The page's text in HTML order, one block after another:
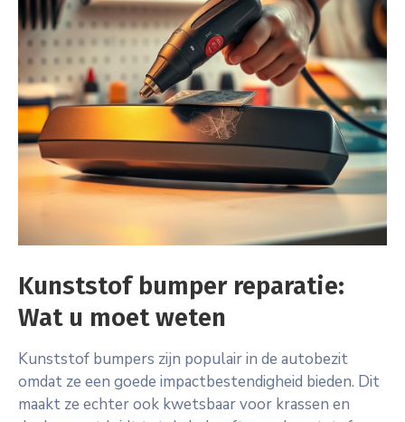
Kunststof bumper reparatie:
Wat u moet weten
Kunststof bumpers zijn populair in de autobezit
omdat ze een goede impactbestendigheid bieden. Dit
maakt ze echter ook kwetsbaar voor krassen en